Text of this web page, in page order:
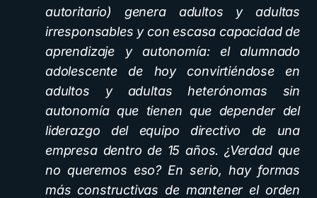
autoritario) genera adultos y adultas
irresponsables y con escasa capacidad de
aprendizaje y autonomía: el alumnado
adolescente de hoy convirtiéndose en
adultos y adultas heterónomas sin
autonomía que tienen que depender del
liderazgo del equipo directivo de una
empresa dentro de 15 años. ¿Verdad que
no queremos eso? En serio, hay formas
más constructivas de mantener el orden